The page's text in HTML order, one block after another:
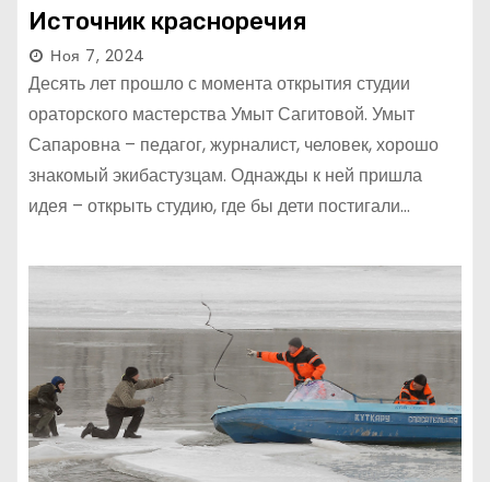
Источник красноречия
Ноя 7, 2024
Десять лет прошло с момента открытия студии
ораторского мастерства Умыт Сагитовой. Умыт
Сапаровна – педагог, журналист, человек, хорошо
знакомый экибастузцам. Однажды к ней пришла
идея – открыть студию, где бы дети постигали…